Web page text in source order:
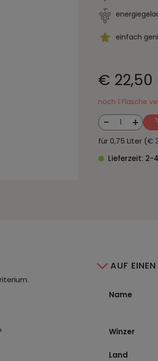
einfach
€ 22,50
noch 1 Flasche
- 1 +
für 0,75 Liter (€
Lieferzeit: 2-
AUF
Name
Winzer
Land